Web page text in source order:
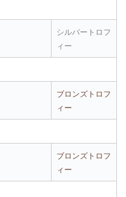
シルバートロフ
ィー
ブロンズトロフ
ィー
ブロンズトロフ
ィー